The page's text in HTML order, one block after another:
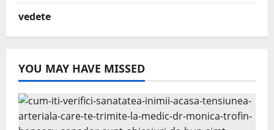
vedete
YOU MAY HAVE MISSED